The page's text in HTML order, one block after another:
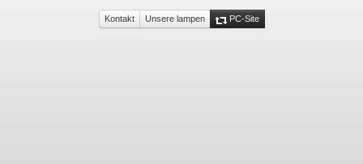
Kontakt Unsere lampen PC-Site